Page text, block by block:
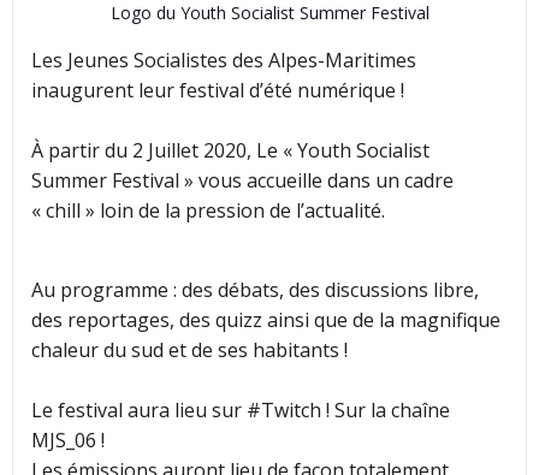
Logo du Youth Socialist Summer Festival
Les Jeunes Socialistes des Alpes-Maritimes
inaugurent leur festival d’été numérique !
À partir du 2 Juillet 2020, Le « Youth Socialist
Summer Festival » vous accueille dans un cadre
« chill » loin de la pression de l’actualité.
Au programme : des débats, des discussions libre,
des reportages, des quizz ainsi que de la magnifique
chaleur du sud et de ses habitants !
Le festival aura lieu sur #Twitch ! Sur la chaîne
MJS_06 !